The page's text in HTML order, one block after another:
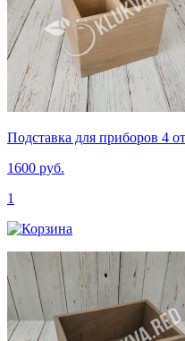
Подставка для приборов 4
1600 руб.
1